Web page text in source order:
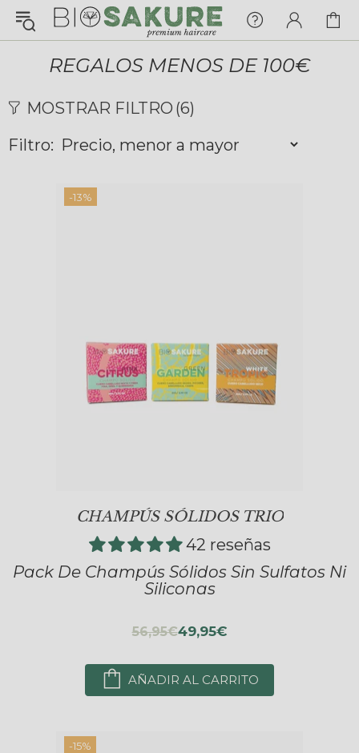
¡Konnichiwa!
¿En qué puedo ayudarte hoy?
Chat with us
FAQs View All
REGALOS MENOS DE 100€
MOSTRAR FILTRO (6)
Filtro:
-13%
CHAMPÚS SÓLIDOS TRIO
42 reseñas
Pack De Champús Sólidos Sin Sulfatos Ni
Siliconas
56,95€49,95€
AÑADIR AL CARRITO
-15%